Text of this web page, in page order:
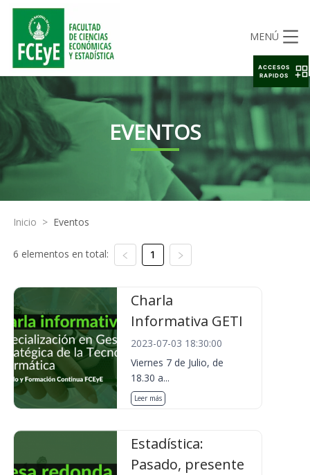
MENÚ
EVENTOS
Inicio > Eventos
6 elementos en total: 1
Charla
Informativa GETI
2023-07-03 18:30:00
Viernes 7 de Julio, de
18.30 a...
Leer más
Estadística:
Pasado, presente
ACCESOS
RAPIDOS